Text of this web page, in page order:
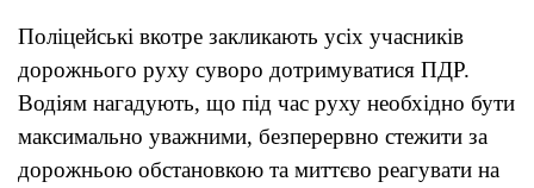
Поліцейські вкотре закликають усіх учасників
дорожнього руху суворо дотримуватися ПДР.
Водіям нагадують, що під час руху необхідно бути
максимально уважними, безперервно стежити за
дорожньою обстановкою та миттєво реагувати на